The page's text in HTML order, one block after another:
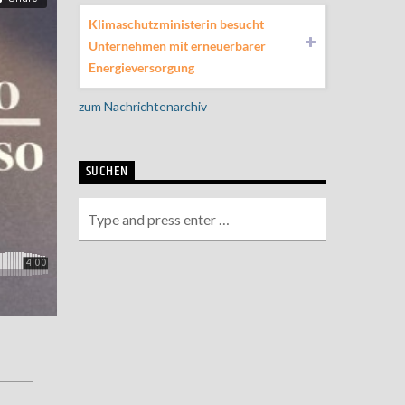
Klimaschutzministerin besucht
Unternehmen mit erneuerbarer
Energieversorgung
zum Nachrichtenarchiv
SUCHEN